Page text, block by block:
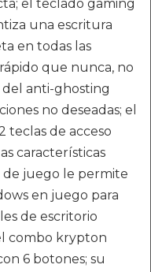
el teclado gaming
una escritura
en todas las
que nunca, no
anti-ghosting
no deseadas; el
teclas de acceso
características
de juego le permite
en juego para
de escritorio
combo krypton
6 botones; su